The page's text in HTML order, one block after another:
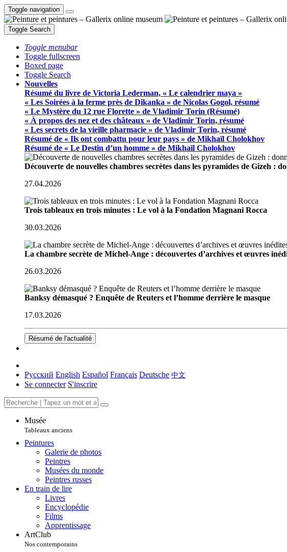
Toggle navigation
Toggle Search
Toggle menubar
Toggle fullscreen
Boxed page
Toggle Search
Nouvelles
Résumé du livre de Victoria Lederman, « Le calendrier maya »
« Les Soirées à la ferme près de Dikanka » de Nicolas Gogol, résumé
« Le Mystère du 12 rue Florette » de Vladimir Torin (Résumé)
« À propos des nez et des châteaux » de Vladimir Torin, résumé
« Les secrets de la vieille pharmacie » de Vladimir Torin, résumé
Résumé de « Ils ont combattu pour leur pays » de Mikhaïl Cholokhov
Résumé de « Le Destin d’un homme » de Mikhaïl Cholokhov
Découverte de nouvelles chambres secrètes dans les pyramides de Gizeh :
27.04.2026
Trois tableaux en trois minutes : Le vol à la Fondation Magnani Rocca
30.03.2026
La chambre secrète de Michel-Ange : découvertes d’archives et œuvres
26.03.2026
Banksy démasqué ? Enquête de Reuters et l’homme derrière le masque
17.03.2026
Résumé de l'actualité
Русский English Español Français Deutsche 中文
Se connecter S'inscrire
Musée
Tableaux anciens
Peintures
Galerie de photos
Peintres
Musées du monde
Peintres russes
En train de lire
Livres
Encyclopédie
Films
Apprentissage
ArtClub
Nos contemporains